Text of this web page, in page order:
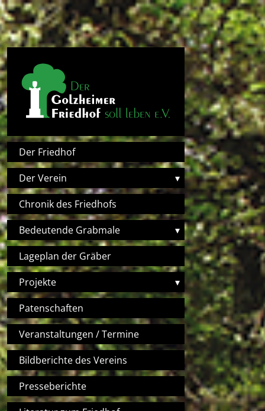
Direkt zum Inhalt
Hauptnavigation
Der Friedhof
Der Verein
▾
Chronik des Friedhofs
Bedeutende Grabmale
▾
Lageplan der Gräber
Projekte
▾
Patenschaften
Veranstaltungen / Termine
Bildberichte des Vereins
Presseberichte